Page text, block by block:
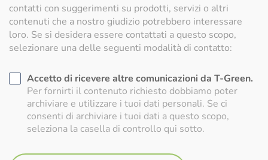
contatti con suggerimenti su prodotti, servizi o altri
contenuti che a nostro giudizio potrebbero interessare
loro. Se si desidera essere contattati a questo scopo,
selezionare una delle seguenti modalità di contatto:
Accetto di ricevere altre comunicazioni da T-Green.
Per fornirti il contenuto richiesto dobbiamo poter
archiviare e utilizzare i tuoi dati personali. Se ci
consenti di archiviare i tuoi dati a questo scopo,
seleziona la casella di controllo qui sotto.